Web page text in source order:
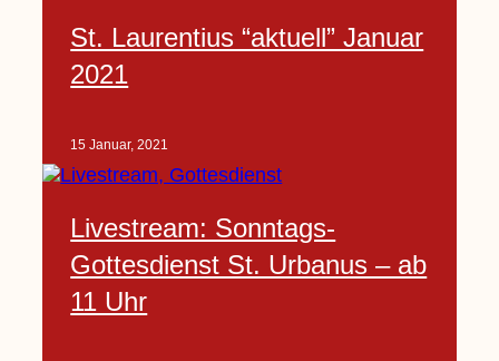
St. Laurentius “aktuell” Januar
2021
15 Januar, 2021
Livestream: Sonntags-
Gottesdienst St. Urbanus – ab
11 Uhr